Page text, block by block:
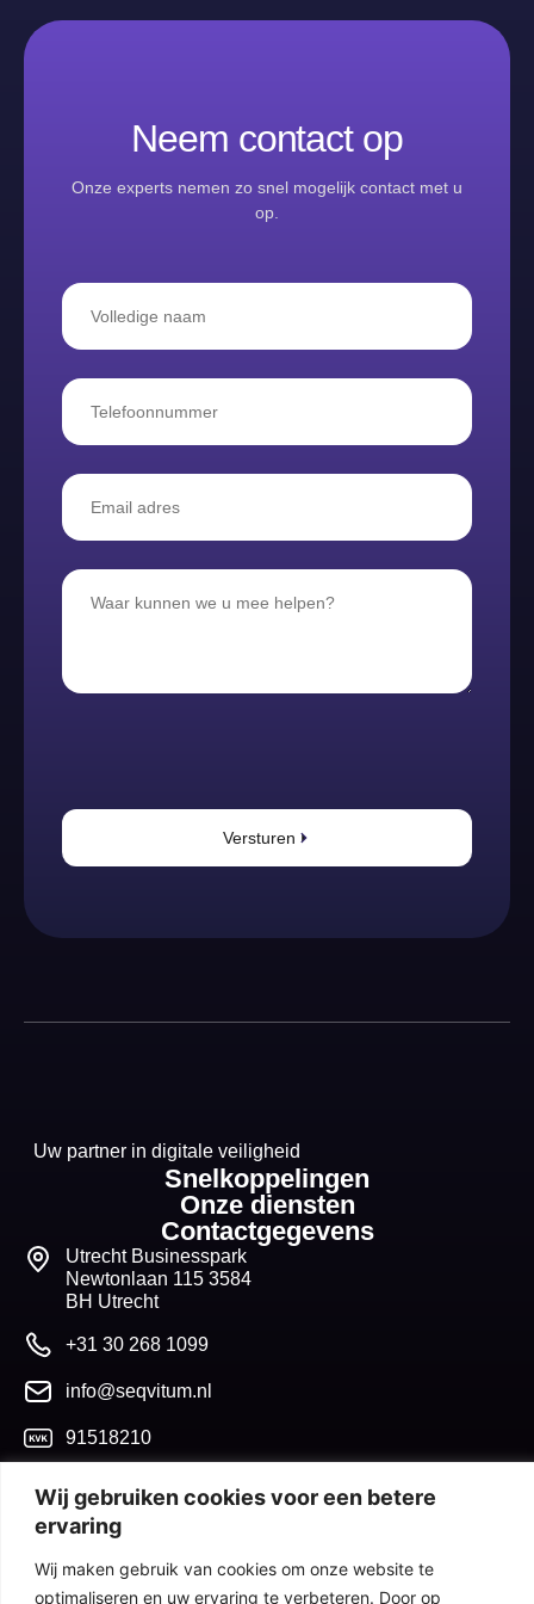
Wij gebruiken cookies voor een betere
ervaring
Wij maken gebruik van cookies om onze website te
optimaliseren en uw ervaring te verbeteren. Door op
Neem contact op
Onze experts nemen zo snel mogelijk contact met u
op.
Versturen
Uw partner in digitale veiligheid
Snelkoppelingen
Onze diensten
Contactgegevens
Utrecht Businesspark
Newtonlaan 115 3584
BH Utrecht
+31 30 268 1099
info@seqvitum.nl
91518210
NL865680632B01
Algemene voorwaarden